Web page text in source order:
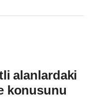
alanlardaki
konusunu